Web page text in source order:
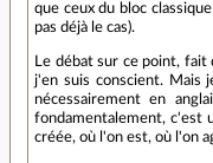
que ceux du bloc
pas déjà le cas).
Le débat sur ce point,
j'en suis conscient. Mais
nécessairement en
fondamentalement, c'est
créée, où l'on est, où l'on